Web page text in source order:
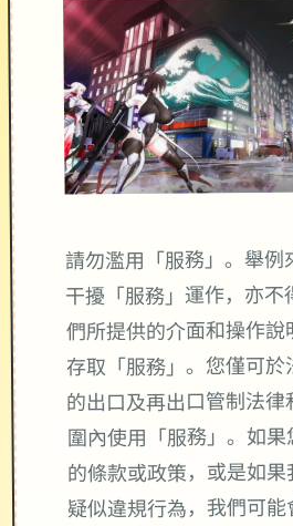
請勿濫用「服務」。舉例
干擾「服務」運作，亦
們所提供的介面和操作
存取「服務」。您僅可
的出口及再出口管制法
圍內使用「服務」。如
的條款或政策，或是如
疑似違規行為，我們可